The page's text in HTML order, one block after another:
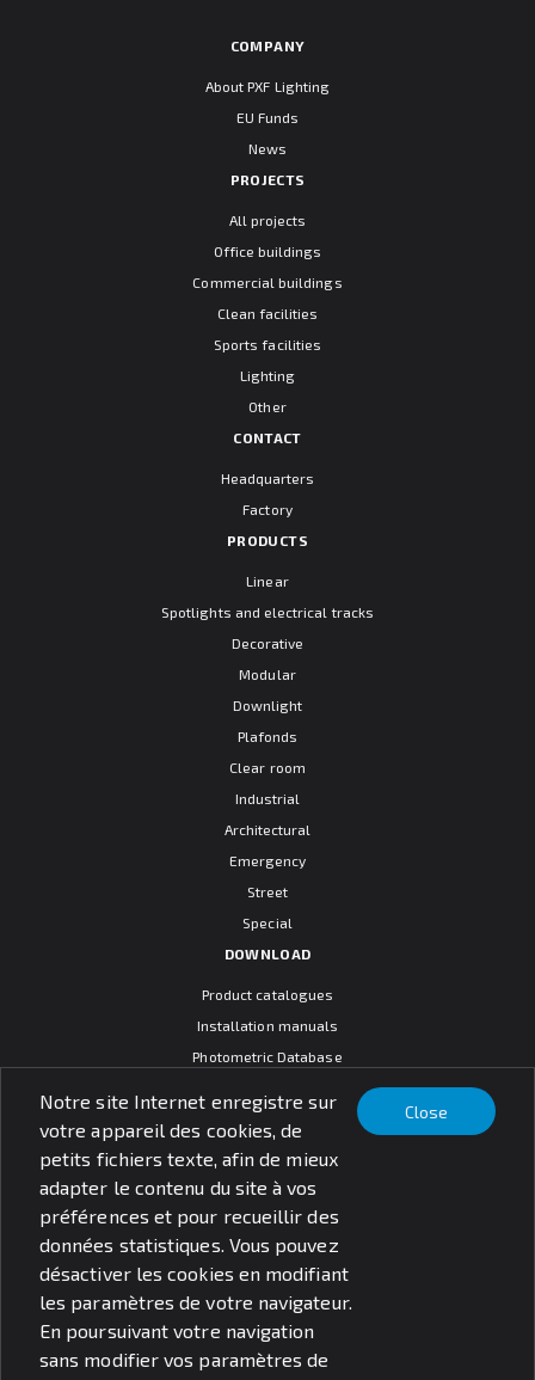
Notre site Internet enregistre sur
votre appareil des cookies, de
petits fichiers texte, afin de mieux
adapter le contenu du site à vos
préférences et pour recueillir des
données statistiques. Vous pouvez
désactiver les cookies en modifiant
les paramètres de votre navigateur.
En poursuivant votre navigation
sans modifier vos paramètres de
Close
COMPANY
About PXF Lighting
EU Funds
News
PROJECTS
All projects
Office buildings
Commercial buildings
Clean facilities
Sports facilities
Lighting
Other
CONTACT
Headquarters
Factory
PRODUCTS
Linear
Spotlights and electrical tracks
Decorative
Modular
Downlight
Plafonds
Clear room
Industrial
Architectural
Emergency
Street
Special
DOWNLOAD
Product catalogues
Installation manuals
Photometric Database
General sales conditions
SOCIAL MEDIA
© PXF Lighting sp. z o.o.
Questions juridiques
Politique de confidentialité